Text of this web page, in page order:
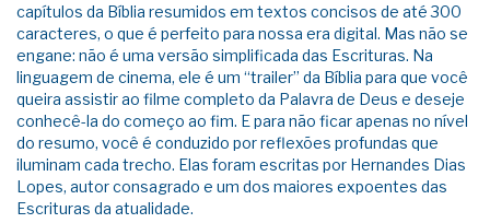
capítulos da Bíblia resumidos em textos concisos de até 300
caracteres, o que é perfeito para nossa era digital. Mas não se
engane: não é uma versão simplificada das Escrituras. Na
linguagem de cinema, ele é um “trailer” da Bíblia para que você
queira assistir ao filme completo da Palavra de Deus e deseje
conhecê-la do começo ao fim. E para não ficar apenas no nível
do resumo, você é conduzido por reflexões profundas que
iluminam cada trecho. Elas foram escritas por Hernandes Dias
Lopes, autor consagrado e um dos maiores expoentes das
Escrituras da atualidade.